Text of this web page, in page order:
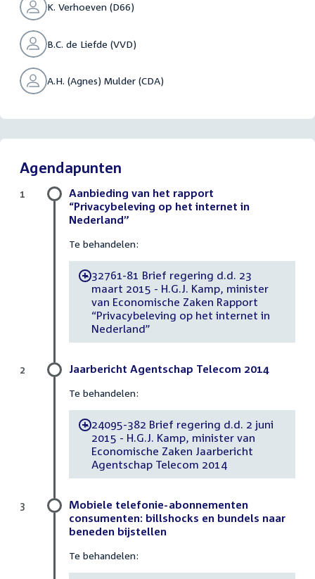
K. Verhoeven (D66)
B.C. de Liefde (VVD)
A.H. (Agnes) Mulder (CDA)
Agendapunten
Aanbieding van het rapport
“Privacybeleving op het internet in
Nederland”
Te behandelen:
-32761-81 Brief regering d.d. 23
maart 2015 - H.G.J. Kamp, minister
van Economische Zaken Rapport
“Privacybeleving op het internet in
Nederland”
1
Jaarbericht Agentschap Telecom 2014
Te behandelen:
-24095-382 Brief regering d.d. 2 juni
2015 - H.G.J. Kamp, minister van
Economische Zaken Jaarbericht
Agentschap Telecom 2014
2
Mobiele telefonie-abonnementen
consumenten: billshocks en bundels naar
beneden bijstellen
Te behandelen:
3